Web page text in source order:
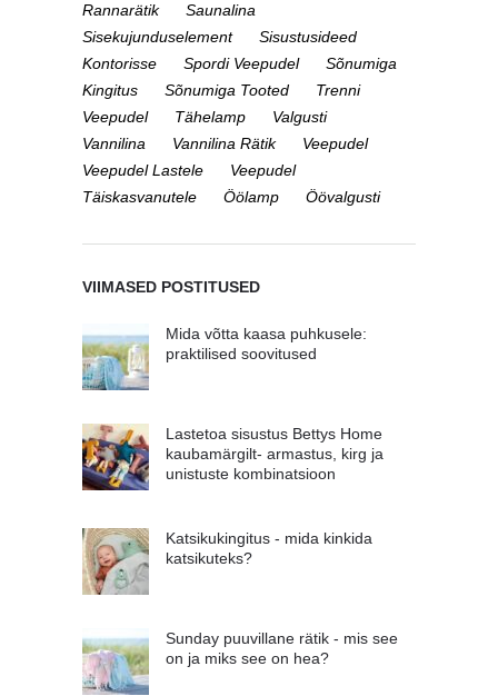
Rannarätik
Saunalina
Sisekujunduselement
Sisustusideed
Kontorisse
Spordi Veepudel
Sõnumiga
Kingitus
Sõnumiga Tooted
Trenni
Veepudel
Tähelamp
Valgusti
Vannilina
Vannilina Rätik
Veepudel
Veepudel Lastele
Veepudel
Täiskasvanutele
Öölamp Öövalgusti
VIIMASED POSTITUSED
Mida võtta kaasa puhkusele:
praktilised soovitused
Lastetoa sisustus Bettys Home
kaubamärgilt- armastus, kirg ja
unistuste kombinatsioon
Katsikukingitus - mida kinkida
katsikuteks?
Sunday puuvillane rätik - mis see
on ja miks see on hea?